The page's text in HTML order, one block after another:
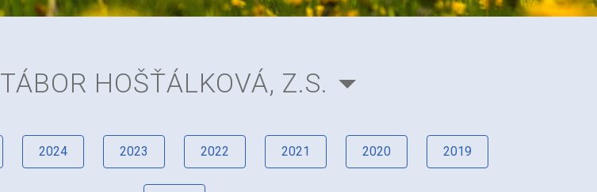
TÁBOR HOŠŤÁLKOVÁ, Z.S.
2024 2023 2022 2021 2020 2019